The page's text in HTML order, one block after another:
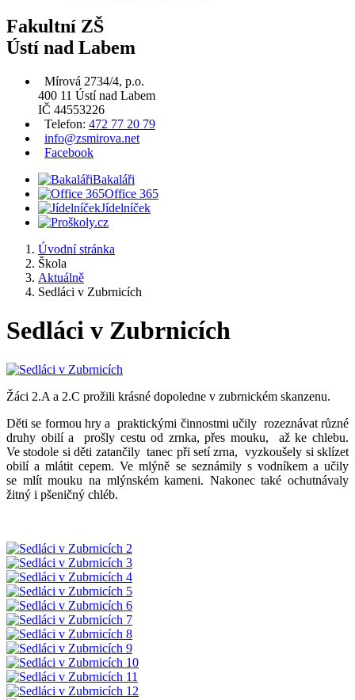
Fakultní ZŠ
Ústí nad Labem
Mírová 2734/4, p.o.
400 11 Ústí nad Labem
IČ 44553226
Telefon: 472 77 20 79
info@zsmirova.net
Facebook
Bakaláři
Office 365
Jídelníček
Úvodní stránka
Škola
Aktuálně
Sedláci v Zubrnicích
Sedláci v Zubrnicích
Žáci 2.A a 2.C prožili krásné dopoledne v zubrnickém skanzenu.
Děti se formou hry a praktickými činnostmi učily rozeznávat různé
druhy obilí a prošly cestu od zrnka, přes mouku, až ke chlebu.
Ve stodole si děti zatančily tanec při setí zrna, vyzkoušely si sklízet
obilí a mlátit cepem. Ve mlýně se seznámily s vodníkem a učily
se mlít mouku na mlýnském kameni. Nakonec také ochutnávaly
žitný i pšeničný chléb.